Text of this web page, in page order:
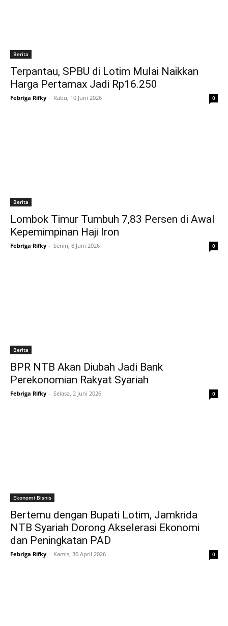
Berita
Terpantau, SPBU di Lotim Mulai Naikkan
Harga Pertamax Jadi Rp16.250
Febriga Rifky - Rabu, 10 Juni 2026 0
Berita
Lombok Timur Tumbuh 7,83 Persen di Awal
Kepemimpinan Haji Iron
Febriga Rifky - Senin, 8 Juni 2026 0
Berita
BPR NTB Akan Diubah Jadi Bank
Perekonomian Rakyat Syariah
Febriga Rifky - Selasa, 2 Juni 2026 0
Ekonomi Bisnis
Bertemu dengan Bupati Lotim, Jamkrida
NTB Syariah Dorong Akselerasi Ekonomi
dan Peningkatan PAD
Febriga Rifky - Kamis, 30 April 2026 0